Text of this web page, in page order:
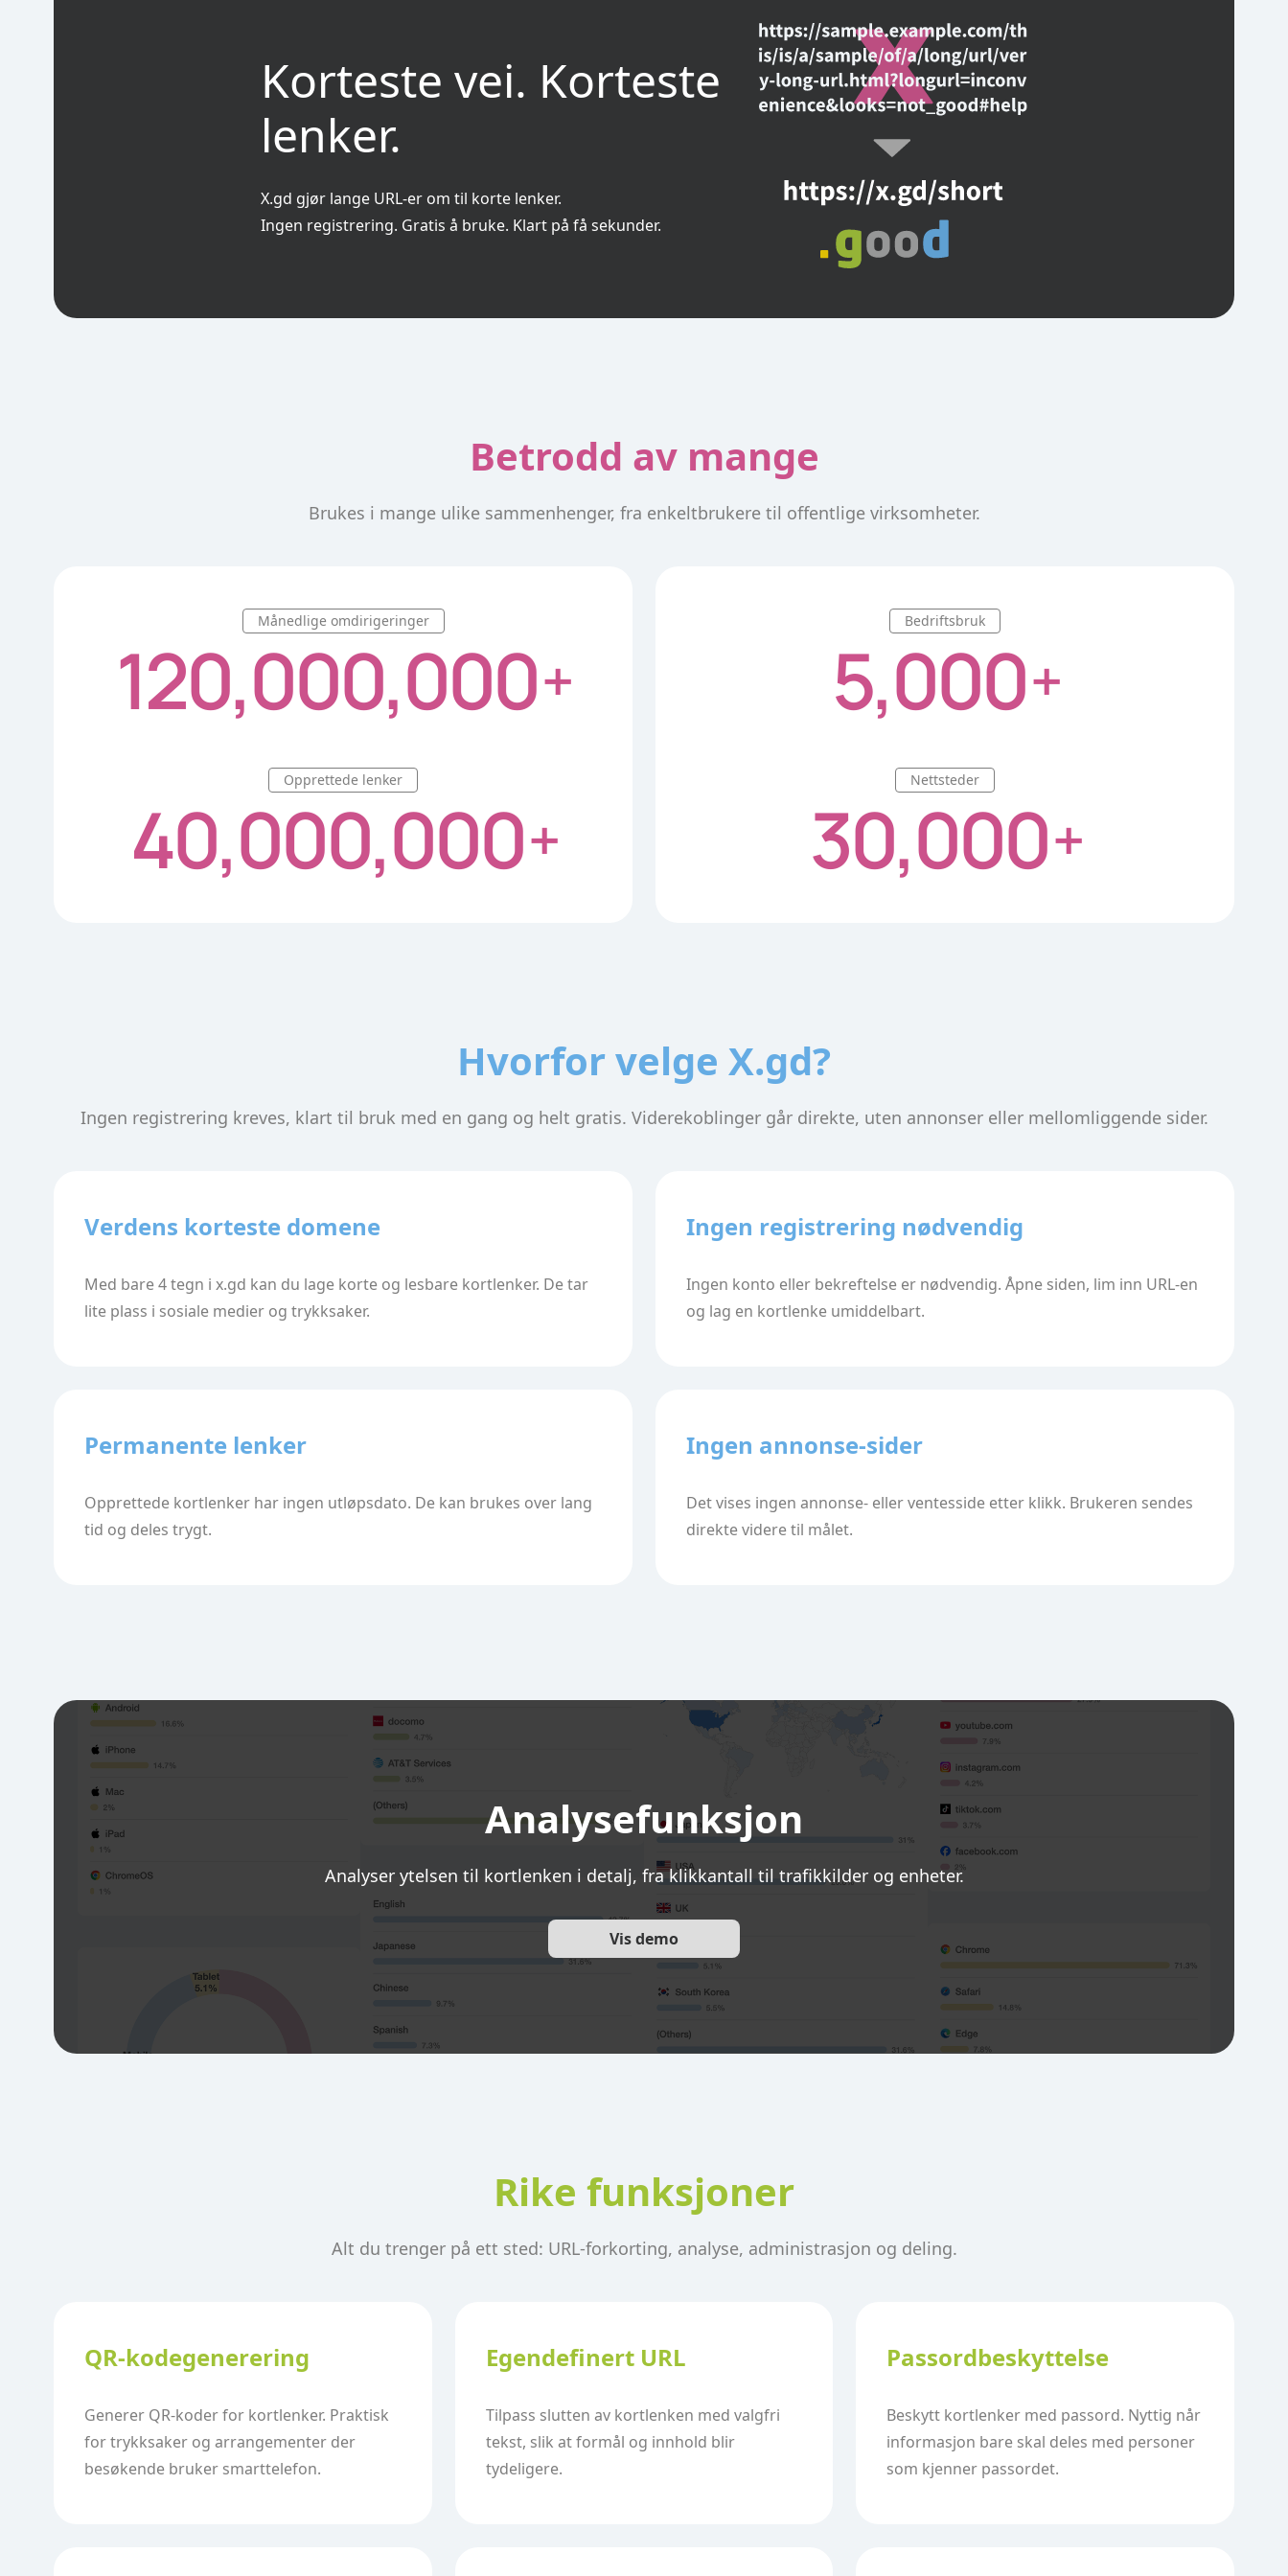
Korteste vei. Korteste
lenker.
X.gd gjør lange URL-er om til korte lenker.
Ingen registrering. Gratis å bruke. Klart på få sekunder.
Betrodd av mange
Brukes i mange ulike sammenhenger, fra enkeltbrukere til offentlige virksomheter.
Månedlige omdirigeringer
120,000,000+
Opprettede lenker
40,000,000+
Bedriftsbruk
5,000+
Nettsteder
30,000+
Hvorfor velge X.gd?
Ingen registrering kreves, klart til bruk med en gang og helt gratis. Viderekoblinger går direkte, uten annonser eller mellomliggende sider.
Verdens korteste domene
Med bare 4 tegn i x.gd kan du lage korte og lesbare kortlenker. De tar
lite plass i sosiale medier og trykksaker.
Ingen registrering nødvendig
Ingen konto eller bekreftelse er nødvendig. Åpne siden, lim inn URL-en
og lag en kortlenke umiddelbart.
Permanente lenker
Opprettede kortlenker har ingen utløpsdato. De kan brukes over lang
tid og deles trygt.
Ingen annonse-sider
Det vises ingen annonse- eller ventesside etter klikk. Brukeren sendes
direkte videre til målet.
Analysefunksjon
Analyser ytelsen til kortlenken i detalj, fra klikkantall til trafikkilder og enheter.
Vis demo
Rike funksjoner
Alt du trenger på ett sted: URL-forkorting, analyse, administrasjon og deling.
QR-kodegenerering
Generer QR-koder for kortlenker. Praktisk
for trykksaker og arrangementer der
besøkende bruker smarttelefon.
Egendefinert URL
Tilpass slutten av kortlenken med valgfri
tekst, slik at formål og innhold blir
tydeligere.
Passordbeskyttelse
Beskytt kortlenker med passord. Nyttig når
informasjon bare skal deles med personer
som kjenner passordet.